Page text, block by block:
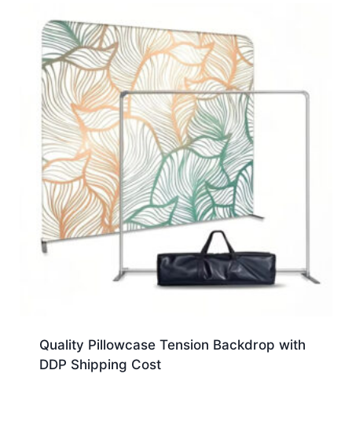
Quality Pillowcase Tension Backdrop with
DDP Shipping Cost